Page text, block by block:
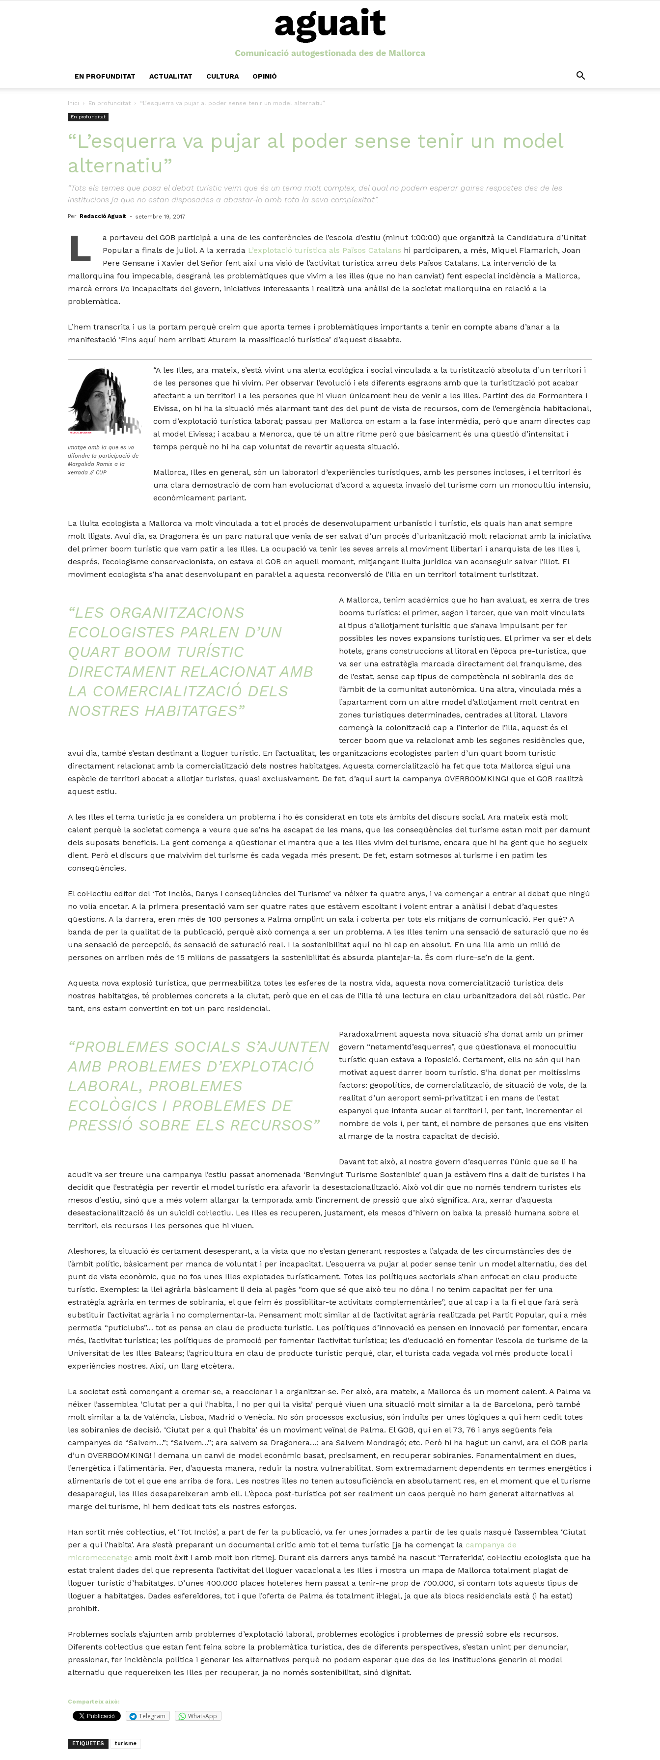
EN PROFUNDITAT ACTUALITAT CULTURA OPINIÓ
Inici En profunditat “L’esquerra va pujar al poder sense tenir un model alternatiu”
En profunditat
“L’esquerra va pujar al poder sense tenir un model
alternatiu”
“Tots els temes que posa el debat turístic veim que és un tema molt complex, del qual no podem esperar gaires respostes des de les
institucions ja que no estan disposades a abastar-lo amb tota la seva complexitat”.
Per Redacció Aguait - setembre 19, 2017
L
a portaveu del GOB participà a una de les conferències de l’escola d’estiu (minut 1:00:00) que organitzà la Candidatura d’Unitat
Popular a finals de juliol. A la xerrada L’explotació turística als Països Catalans hi participaren, a més, Miquel Flamarich, Joan
Pere Gensane i Xavier del Señor fent així una visió de l’activitat turística arreu dels Països Catalans. La intervenció de la
mallorquina fou impecable, desgranà les problemàtiques que vivim a les illes (que no han canviat) fent especial incidència a Mallorca,
marcà errors i/o incapacitats del govern, iniciatives interessants i realitzà una anàlisi de la societat mallorquina en relació a la
problemàtica.
L’hem transcrita i us la portam perquè creim que aporta temes i problemàtiques importants a tenir en compte abans d’anar a la
manifestació ‘Fins aquí hem arribat! Aturem la massificació turística’ d’aquest dissabte.
Imatge amb la que es va
difondre la participació de
Margalida Ramis a la
xerrada // CUP
“A les Illes, ara mateix, s’està vivint una alerta ecològica i social vinculada a la turistització absoluta d’un territori i
de les persones que hi vivim. Per observar l’evolució i els diferents esgraons amb que la turistització pot acabar
afectant a un territori i a les persones que hi viuen únicament heu de venir a les illes. Partint des de Formentera i
Eivissa, on hi ha la situació més alarmant tant des del punt de vista de recursos, com de l’emergència habitacional,
com d’explotació turística laboral; passau per Mallorca on estam a la fase intermèdia, però que anam directes cap
al model Eivissa; i acabau a Menorca, que té un altre ritme però que bàsicament és una qüestió d’intensitat i
temps perquè no hi ha cap voluntat de revertir aquesta situació.
Mallorca, Illes en general, són un laboratori d’experiències turístiques, amb les persones incloses, i el territori és
una clara demostració de com han evolucionat d’acord a aquesta invasió del turisme com un monocultiu intensiu,
econòmicament parlant.
La lluita ecologista a Mallorca va molt vinculada a tot el procés de desenvolupament urbanístic i turístic, els quals han anat sempre
molt lligats. Avui dia, sa Dragonera és un parc natural que venia de ser salvat d’un procés d’urbanització molt relacionat amb la iniciativa
del primer boom turístic que vam patir a les Illes. La ocupació va tenir les seves arrels al moviment llibertari i anarquista de les Illes i,
després, l’ecologisme conservacionista, on estava el GOB en aquell moment, mitjançant lluita jurídica van aconseguir salvar l’illot. El
moviment ecologista s’ha anat desenvolupant en paral·lel a aquesta reconversió de l’illa en un territori totalment turistitzat.
“LES ORGANITZACIONS
ECOLOGISTES PARLEN D’UN
QUART BOOM TURÍSTIC
DIRECTAMENT RELACIONAT AMB
LA COMERCIALITZACIÓ DELS
NOSTRES HABITATGES”
A Mallorca, tenim acadèmics que ho han avaluat, es xerra de tres
booms turístics: el primer, segon i tercer, que van molt vinculats
al tipus d’allotjament turísitic que s’anava impulsant per fer
possibles les noves expansions turístiques. El primer va ser el dels
hotels, grans construccions al litoral en l’època pre-turística, que
va ser una estratègia marcada directament del franquisme, des
de l’estat, sense cap tipus de competència ni sobirania des de
l’àmbit de la comunitat autonòmica. Una altra, vinculada més a
l’apartament com un altre model d’allotjament molt centrat en
zones turístiques determinades, centrades al litoral. Llavors
començà la colonització cap a l’interior de l’illa, aquest és el
tercer boom que va relacionat amb les segones residències que,
avui dia, també s’estan destinant a lloguer turístic. En l’actualitat, les organitzacions ecologistes parlen d’un quart boom turístic
directament relacionat amb la comercialització dels nostres habitatges. Aquesta comercialització ha fet que tota Mallorca sigui una
espècie de territori abocat a allotjar turistes, quasi exclusivament. De fet, d’aquí surt la campanya OVERBOOMKING! que el GOB realitzà
aquest estiu.
A les Illes el tema turístic ja es considera un problema i ho és considerat en tots els àmbits del discurs social. Ara mateix està molt
calent perquè la societat comença a veure que se’ns ha escapat de les mans, que les conseqüències del turisme estan molt per damunt
dels suposats beneficis. La gent comença a qüestionar el mantra que a les Illes vivim del turisme, encara que hi ha gent que ho segueix
dient. Però el discurs que malvivim del turisme és cada vegada més present. De fet, estam sotmesos al turisme i en patim les
conseqüències.
El col·lectiu editor del ‘Tot Inclòs, Danys i conseqüències del Turisme’ va néixer fa quatre anys, i va començar a entrar al debat que ningú
no volia encetar. A la primera presentació vam ser quatre rates que estàvem escoltant i volent entrar a anàlisi i debat d’aquestes
qüestions. A la darrera, eren més de 100 persones a Palma omplint un sala i coberta per tots els mitjans de comunicació. Per què? A
banda de per la qualitat de la publicació, perquè això comença a ser un problema. A les Illes tenim una sensació de saturació que no és
una sensació de percepció, és sensació de saturació real. I la sostenibilitat aquí no hi cap en absolut. En una illa amb un milió de
persones on arriben més de 15 milions de passatgers la sostenibilitat és absurda plantejar-la. És com riure-se’n de la gent.
Aquesta nova explosió turística, que permeabilitza totes les esferes de la nostra vida, aquesta nova comercialització turística dels
nostres habitatges, té problemes concrets a la ciutat, però que en el cas de l’illa té una lectura en clau urbanitzadora del sòl rústic. Per
tant, ens estam convertint en tot un parc residencial.
“PROBLEMES SOCIALS S’AJUNTEN
AMB PROBLEMES D’EXPLOTACIÓ
LABORAL, PROBLEMES
ECOLÒGICS I PROBLEMES DE
PRESSIÓ SOBRE ELS RECURSOS”
Paradoxalment aquesta nova situació s’ha donat amb un primer
govern “netamentd’esquerres”, que qüestionava el monocultiu
turístic quan estava a l’oposició. Certament, ells no són qui han
motivat aquest darrer boom turístic. S’ha donat per moltíssims
factors: geopolítics, de comercialització, de situació de vols, de la
realitat d’un aeroport semi-privatitzat i en mans de l’estat
espanyol que intenta sucar el territori i, per tant, incrementar el
nombre de vols i, per tant, el nombre de persones que ens visiten
al marge de la nostra capacitat de decisió.
Davant tot això, al nostre govern d’esquerres l’únic que se li ha
acudit va ser treure una campanya l’estiu passat anomenada ‘Benvingut Turisme Sostenible’ quan ja estàvem fins a dalt de turistes i ha
decidit que l’estratègia per revertir el model turístic era afavorir la desestacionalització. Això vol dir que no només tendrem turistes els
mesos d’estiu, sinó que a més volem allargar la temporada amb l’increment de pressió que això significa. Ara, xerrar d’aquesta
desestacionalització és un suïcidi col·lectiu. Les Illes es recuperen, justament, els mesos d’hivern on baixa la pressió humana sobre el
territori, els recursos i les persones que hi viuen.
Aleshores, la situació és certament desesperant, a la vista que no s’estan generant respostes a l’alçada de les circumstàncies des de
l’àmbit polític, bàsicament per manca de voluntat i per incapacitat. L’esquerra va pujar al poder sense tenir un model alternatiu, des del
punt de vista econòmic, que no fos unes Illes explotades turísticament. Totes les polítiques sectorials s’han enfocat en clau producte
turístic. Exemples: la llei agrària bàsicament li deia al pagès “com que sé que això teu no dóna i no tenim capacitat per fer una
estratègia agrària en termes de sobirania, el que feim és possibilitar-te activitats complementàries”, que al cap i a la fi el que farà serà
substituir l’activitat agrària i no complementar-la. Pensament molt similar al de l’activitat agrària realitzada pel Partit Popular, qui a més
permetia “puticlubs”… tot es pensa en clau de producte turístic. Les polítiques d’innovació es pensen en innovació per fomentar, encara
més, l’activitat turística; les polítiques de promoció per fomentar l’activitat turística; les d’educació en fomentar l’escola de turisme de la
Universitat de les Illes Balears; l’agricultura en clau de producte turístic perquè, clar, el turista cada vegada vol més producte local i
experiències nostres. Així, un llarg etcètera.
La societat està començant a cremar-se, a reaccionar i a organitzar-se. Per això, ara mateix, a Mallorca és un moment calent. A Palma va
néixer l’assemblea ‘Ciutat per a qui l’habita, i no per qui la visita’ perquè viuen una situació molt similar a la de Barcelona, però també
molt similar a la de València, Lisboa, Madrid o Venècia. No són processos exclusius, són induïts per unes lògiques a qui hem cedit totes
les sobiranies de decisió. ‘Ciutat per a qui l’habita’ és un moviment veïnal de Palma. El GOB, qui en el 73, 76 i anys següents feia
campanyes de “Salvem…”; “Salvem…”; ara salvem sa Dragonera…; ara Salvem Mondragó; etc. Però hi ha hagut un canvi, ara el GOB parla
d’un OVERBOOMKING! i demana un canvi de model econòmic basat, precisament, en recuperar sobiranies. Fonamentalment en dues,
l’energètica i l’alimentària. Per, d’aquesta manera, reduir la nostra vulnerabilitat. Som extremadament dependents en termes energètics i
alimentaris de tot el que ens arriba de fora. Les nostres illes no tenen autosuficiència en absolutament res, en el moment que el turisme
desaparegui, les Illes desapareixeran amb ell. L’època post-turística pot ser realment un caos perquè no hem generat alternatives al
marge del turisme, hi hem dedicat tots els nostres esforços.
Han sortit més col·lectius, el ‘Tot Inclòs’, a part de fer la publicació, va fer unes jornades a partir de les quals nasqué l’assemblea ‘Ciutat
per a qui l’habita’. Ara s’està preparant un documental crític amb tot el tema turístic [ja ha començat la campanya de
micromecenatge amb molt èxit i amb molt bon ritme]. Durant els darrers anys també ha nascut ‘Terraferida’, col·lectiu ecologista que ha
estat traient dades del que representa l’activitat del lloguer vacacional a les Illes i mostra un mapa de Mallorca totalment plagat de
lloguer turístic d’habitatges. D’unes 400.000 places hoteleres hem passat a tenir-ne prop de 700.000, si contam tots aquests tipus de
lloguer a habitatges. Dades esfereïdores, tot i que l’oferta de Palma és totalment il·legal, ja que als blocs residencials està (i ha estat)
prohibit.
Problemes socials s’ajunten amb problemes d’explotació laboral, problemes ecològics i problemes de pressió sobre els recursos.
Diferents col·lectius que estan fent feina sobre la problemàtica turística, des de diferents perspectives, s’estan unint per denunciar,
pressionar, fer incidència política i generar les alternatives perquè no podem esperar que des de les institucions generin el model
alternatiu que requereixen les Illes per recuperar, ja no només sostenibilitat, sinó dignitat.
Comparteix això:
Telegram WhatsApp
ETIQUETES turisme